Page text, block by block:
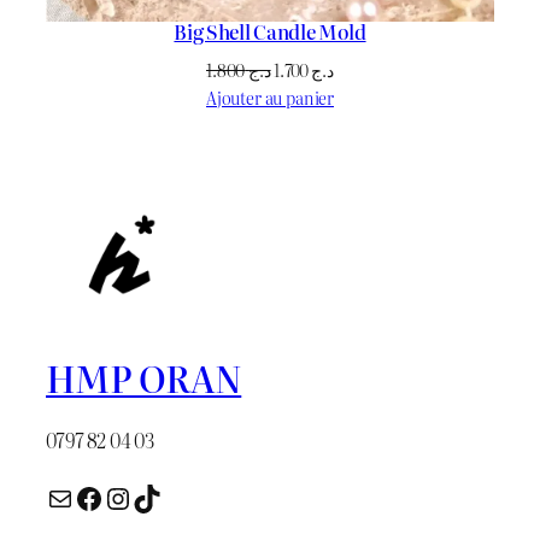
Big Shell Candle Mold
د.ج1.800
Le
prix
د.ج1.700
Le
prix
Ajouter au panier
HMP ORAN
0797 82 04 03
E-mail Facebook InstagramTikTok